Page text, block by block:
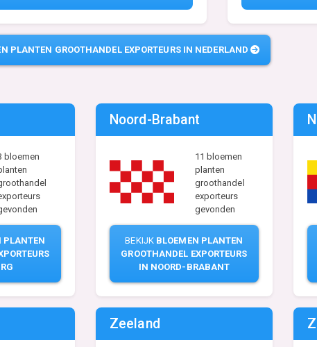
PLANTEN GROOTHANDEL EXPORTEURS IN NEDERLAND
bloemen
PLANTEN
Noord-Brabant
11 bloemen
planten
groothandel
exporteurs
gevonden
BEKIJK BLOEMEN PLANTEN
GROOTHANDEL EXPORTEURS
IN NOORD-BRABANT
Zeeland